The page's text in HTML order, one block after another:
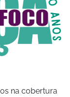
na cobertura